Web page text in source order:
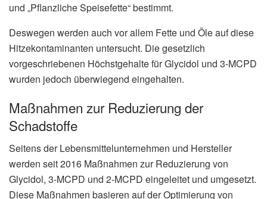
und „Pflanzliche Speisefette“ bestimmt.
Deswegen werden auch vor allem Fette und Öle auf diese
Hitzekontaminanten untersucht. Die gesetzlich
vorgeschriebenen Höchstgehalte für Glycidol und 3-MCPD
wurden jedoch überwiegend eingehalten.
Maßnahmen zur Reduzierung der
Schadstoffe
Seitens der Lebensmittelunternehmen und Hersteller
werden seit 2016 Maßnahmen zur Reduzierung von
Glycidol, 3-MCPD und 2-MCPD eingeleitet und umgesetzt.
Diese Maßnahmen basieren auf der Optimierung von